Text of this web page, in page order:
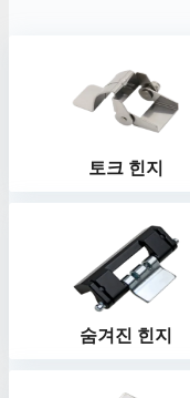
토크 힌지
숨겨진 힌지